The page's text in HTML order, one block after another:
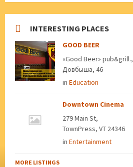
INTERESTING PLACES
GOOD BEER
«Good Beer» pub&grill.,
Довбыша, 46
in Education
Downtown Cinema
279 Main St,
TownPress, VT 24346
in Entertainment
MORE LISTINGS